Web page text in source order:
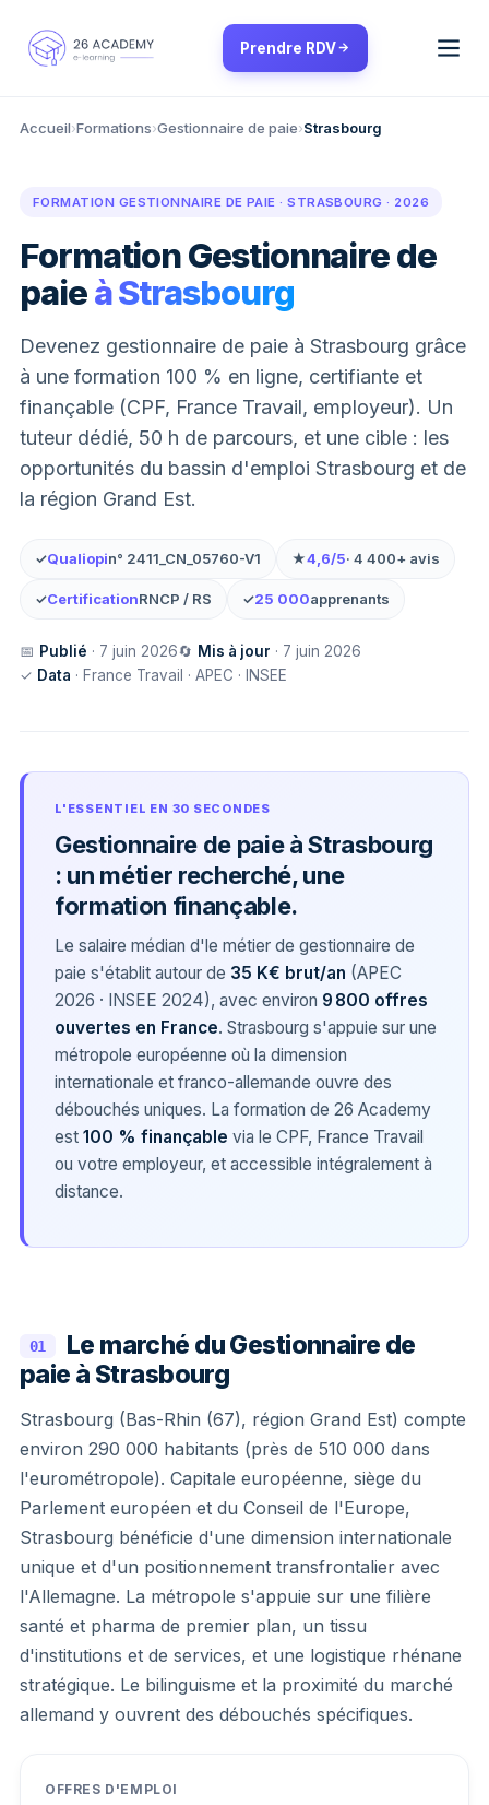
Prendre RDV
Accueil›Formations›Gestionnaire de paie›Strasbourg
FORMATION GESTIONNAIRE DE PAIE · STRASBOURG · 2026
Formation Gestionnaire de
paieà Strasbourg
Devenez gestionnaire de paie à Strasbourg grâce
à une formation 100 % en ligne, certifiante et
finançable (CPF, France Travail, employeur). Un
tuteur dédié, 50 h de parcours, et une cible : les
opportunités du bassin d'emploi Strasbourg et de
la région Grand Est.
✓Qualiopin° 2411_CN_05760-V1 ★4,6/5· 4 400+ avis
✓CertificationRNCP / RS ✓25 000apprenants
📅 Publié · 7 juin 2026🔄 Mis à jour · 7 juin 2026
✓ Data · France Travail · APEC · INSEE
L'ESSENTIEL EN 30 SECONDES
Gestionnaire de paie à Strasbourg
: un métier recherché, une
formation finançable.
Le salaire médian d'le métier de gestionnaire de
paie s'établit autour de 35 K€ brut/an (APEC
2026 · INSEE 2024), avec environ 9 800 offres
ouvertes en France. Strasbourg s'appuie sur une
métropole européenne où la dimension
internationale et franco-allemande ouvre des
débouchés uniques. La formation de 26 Academy
est 100 % finançable via le CPF, France Travail
ou votre employeur, et accessible intégralement à
distance.
01
Le marché du Gestionnaire de
paie à Strasbourg
Strasbourg (Bas-Rhin (67), région Grand Est) compte
environ 290 000 habitants (près de 510 000 dans
l'eurométropole). Capitale européenne, siège du
Parlement européen et du Conseil de l'Europe,
Strasbourg bénéficie d'une dimension internationale
unique et d'un positionnement transfrontalier avec
l'Allemagne. La métropole s'appuie sur une filière
santé et pharma de premier plan, un tissu
d'institutions et de services, et une logistique rhénane
stratégique. Le bilinguisme et la proximité du marché
allemand y ouvrent des débouchés spécifiques.
OFFRES D'EMPLOI